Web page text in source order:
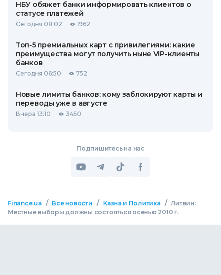
НБУ обяжет банки информировать клиентов о
статусе платежей
Сегодня 08:02 1962
Топ-5 премиальных карт с привилегиями: какие
преимущества могут получить ныне VIP-клиенты
банков
Сегодня 06:50 752
Новые лимиты банков: кому заблокируют карты и
переводы уже в августе
Вчера 13:10 3450
Подпишитесь на нас
Finance.ua / Все новости / Казна и Политика / Литвин:
Местные выборы должны состояться осенью 2010 г.